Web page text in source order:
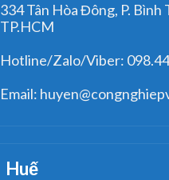
334 Tân Hòa Đông, P. Bình
TP.HCM
Hotline/Zalo/Viber:
Email:
Huế